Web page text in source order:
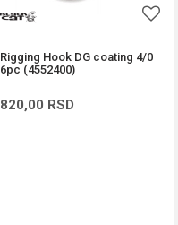
Rigging Hook DG coating 4/0
6pc (4552400)
820,00 RSD